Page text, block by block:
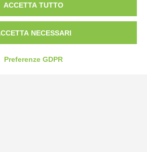
ACCETTA TUTTO
NECESSARI
Preferenze GDPR